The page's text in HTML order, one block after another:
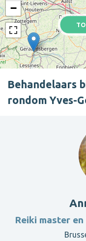
−
Behandelaars
rondom Yves-
Reiki master